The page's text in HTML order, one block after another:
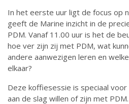
In het eerste uur ligt de focus op
geeft de Marine inzicht in de
PDM. Vanaf 11.00 uur is het de
hoe ver zijn zij met PDM, wat
andere aanwezigen leren en
elkaar?
Deze koffiesessie is speciaal
aan de slag willen of zijn met